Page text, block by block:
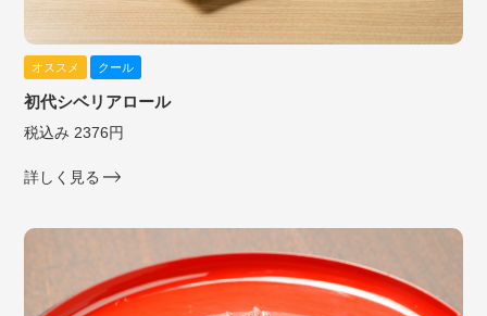
オススメ クール
初代シベリアロール
税込み 2376円
詳しく見る